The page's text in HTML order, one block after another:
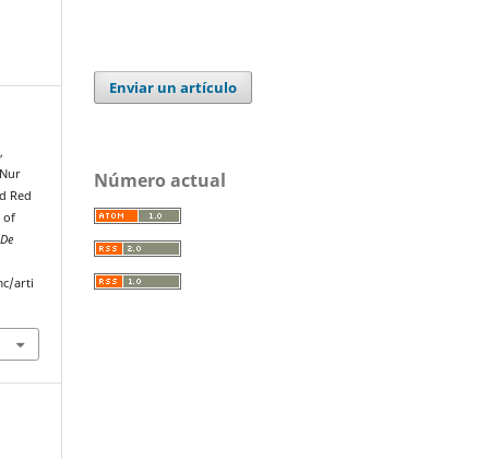
Red
of
arti
Enviar un artículo
Número actual